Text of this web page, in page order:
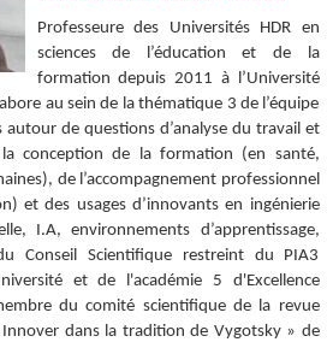
Professeure des Universités HDR en
sciences de l’éducation et de la
formation depuis 2011 à l’Université
au sein de la thématique 3 de l’équipe
autour de questions d’analyse du travail et
conception de la formation (en santé,
de l’accompagnement professionnel
et des usages d’innovants en ingénierie
I.A, environnements d’apprentissage,
Conseil Scientifique restreint du PIA3
et de l'académie 5 d'Excellence
du comité scientifique de la revue
Innover dans la tradition de Vygotsky » de